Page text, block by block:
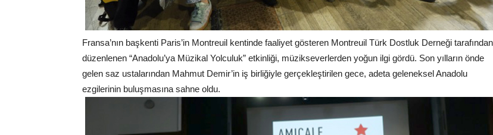
Fransa’nın başkenti Paris’in Montreuil kentinde faaliyet gösteren Montreuil Türk Dostluk Derneği tarafından
düzenlenen “Anadolu’ya Müzikal Yolculuk” etkinliği, müzikseverlerden yoğun ilgi gördü. Son yılların önde
gelen saz ustalarından Mahmut Demir’in iş birliğiyle gerçekleştirilen gece, adeta geleneksel Anadolu
ezgilerinin buluşmasına sahne oldu.